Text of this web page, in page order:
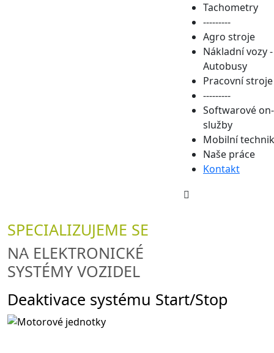
Tachometry
---------
Agro stroje
Nákladní vozy -
Autobusy
Pracovní stroje
---------
Softwarové
služby
Mobilní technik
Naše práce
Kontakt
SPECIALIZUJEME SE
NA ELEKTRONICKÉ
SYSTÉMY VOZIDEL
Deaktivace systému Start/Stop